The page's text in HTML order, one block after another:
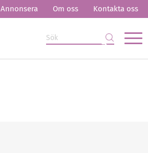
Annonsera Om oss Kontakta oss